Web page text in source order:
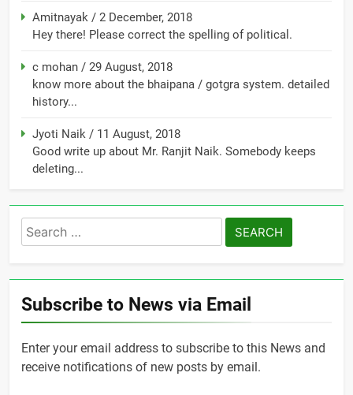
Amitnayak / 2 December, 2018
Hey there! Please correct the spelling of political.
c mohan / 29 August, 2018
know more about the bhaipana / gotgra system. detailed
history...
Jyoti Naik / 11 August, 2018
Good write up about Mr. Ranjit Naik. Somebody keeps
deleting...
Search
for:
Subscribe to News via Email
Enter your email address to subscribe to this News and
receive notifications of new posts by email.